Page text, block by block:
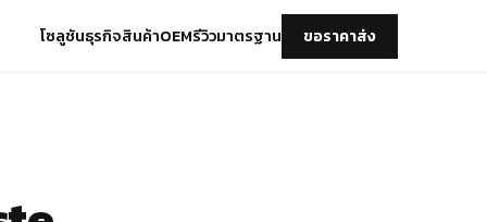
โซลูชันธุรกิจสินค้าOEMรีวิวมาตรฐาน ขอราคาส่ง